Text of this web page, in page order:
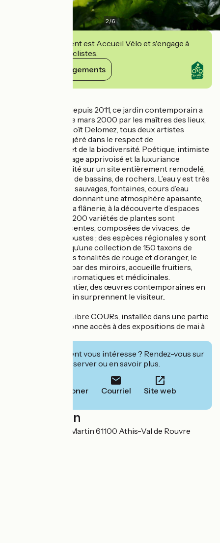
2/6
Cet établissement est Accueil Vélo et s'engage à
accueillir des cyclistes.
Voir ses engagements
Ouvert au public depuis 2011, ce jardin contemporain a
été créé à partir de mars 2000 par les maîtres des lieux,
Dominique et Benoît Delomez, tous deux artistes
plasticiens ; il est géré dans le respect de
l'environnement et de la biodiversité. Poétique, intimiste
ou ludique, le sauvage apprivoisé et la luxuriance
côtoient la radicalité sur un site entièrement remodelé,
composé de talus, de bassins, de rochers. L’eau y est très
présente : bassins sauvages, fontaines, cours d’eau
animent ce jardin, donnant une atmosphère apaisante,
invitant au rêve, à la flânerie, à la découverte d’espaces
insolites. Plus de 1200 variétés de plantes sont
actuellement présentes, composées de vivaces, de
graminées et d’arbustes ; des espèces régionales y sont
répertoriés ainsi qu’une collection de 150 taxons de
fougères. Dans des tonalités de rouge et d’oranger, le
potager, magnifié par des miroirs, accueille fruitiers,
légumes, plantes aromatiques et médicinales.
Au détour d’un sentier, des œuvres contemporaines en
résonance au jardin surprennent le visiteur..
Une galerie d'art, Libre COURs, installée dans une partie
de l'atelier vous donne accès à des expositions de mai à
Cet établissement vous intéresse ? Rendez-vous sur
leur site pour réserver ou en savoir plus.
Téléphoner Courriel Site web
Localisation
Rue du Capitaine Martin 61100 Athis-Val de Rouvre